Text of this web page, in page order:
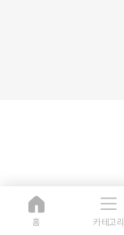
홈 카테고리